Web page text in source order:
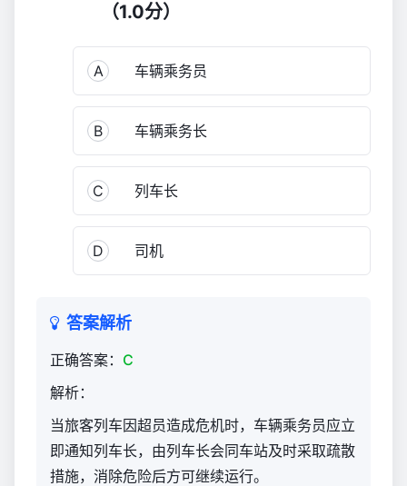
（1.0分）
A 车辆乘务员
B 车辆乘务长
C 列车长
D 司机
答案解析
正确答案： C
解析：
当旅客列车因超员造成危机时，车辆乘务员应立
即通知列车长，由列车长会同车站及时采取疏散
措施，消除危险后方可继续运行。